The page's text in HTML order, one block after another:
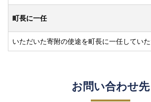
町長に一任
いただいた寄附の使途を町長に一任していた
お問い合わせ先